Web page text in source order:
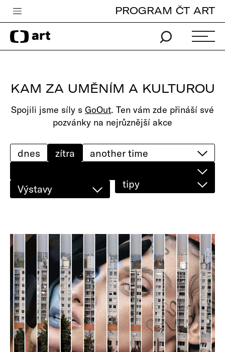
Česká televize
Zpravodajství
iVysílání
TV program
edu
PROGRAM ČT ART
KAM ZA UMĚNÍM A KULTUROU
Spojili jsme síly s GoOut. Ten vám zde přináší své
pozvánky na nejrůznější akce
Výstavy
dnes zítra
tipy